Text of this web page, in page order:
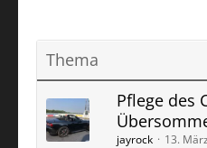
Thema
Pflege des
jayrock 13.